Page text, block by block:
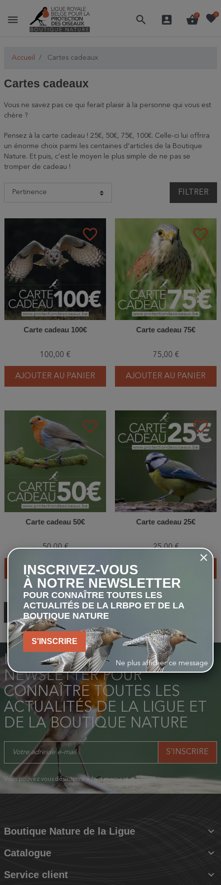
menu search account_box shopping_basket
0 favorite0
Accueil Cartes cadeaux
Cartes cadeaux
Vous ne savez pas ce qui ferait plaisir à la personne qui vous est
chère ?
Pensez à la carte cadeau ! 25€, 50€, 75€, 100€. Celle-ci lui offrira
un énorme choix parmi les centaines d’articles de la Boutique
Nature. Et puis, c’est le moyen le plus simple de ne pas se
tromper de cadeau !
FILTRER
favorite_border
Carte cadeau 100€
100,00 €
AJOUTER AU PANIER
favorite_border
Carte cadeau 75€
75,00 €
AJOUTER AU PANIER
favorite_border
Carte cadeau 50€
50,00 €
AJOUTER AU PANIER
favorite_border
Carte cadeau 25€
25,00 €
AJOUTER AU PANIER
RETOUR EN HAUT
INSCRIVEZ-VOUS À NOTRE
NEWSLETTER POUR
CONNAÎTRE TOUTES LES
ACTUALITÉS DE LA LIGUE ET
DE LA BOUTIQUE NATURE
Vous pouvez vous désinscrire à tout moment.
Boutique Nature de la Ligue 
Catalogue 
Service client 
INSCRIVEZ-VOUS
À NOTRE NEWSLETTER
POUR CONNAÎTRE TOUTES LES
ACTUALITÉS DE LA LRBPO ET DE LA
BOUTIQUE NATURE
S'INSCRIRE
Ne plus afficher ce message